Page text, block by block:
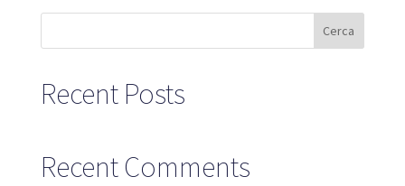
Busquem ubicacions
Proposa una ubicació
Cerca
Recent Posts
Recent Comments